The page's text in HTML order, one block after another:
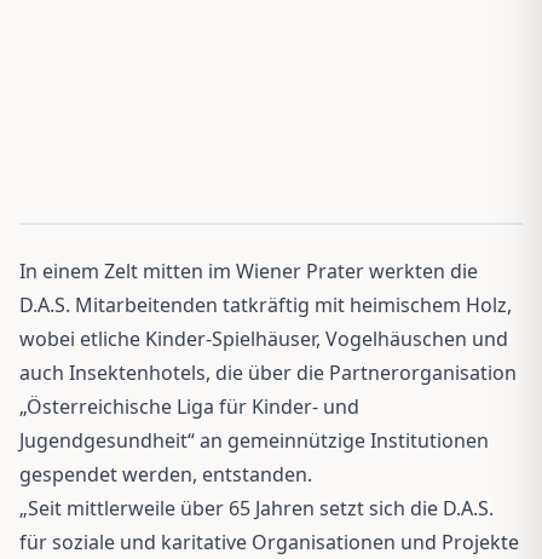
In einem Zelt mitten im Wiener Prater werkten die
D.A.S. Mitarbeitenden tatkräftig mit heimischem Holz,
wobei etliche Kinder-Spielhäuser, Vogelhäuschen und
auch Insektenhotels, die über die Partnerorganisation
„Österreichische Liga für Kinder- und
Jugendgesundheit“ an gemeinnützige Institutionen
gespendet werden, entstanden.
„Seit mittlerweile über 65 Jahren setzt sich die D.A.S.
für soziale und karitative Organisationen und Projekte